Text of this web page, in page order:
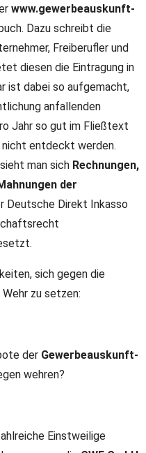
www.gewerbeauskunft-
Dazu schreibt die
Freiberufler und
diesen die Eintragung in
ist dabei so aufgemacht,
anfallenden
Jahr so gut im Fließtext
nicht entdeckt werden.
man sich Rechnungen,
der
Deutsche Direkt Inkasso
sich gegen die
Wehr zu setzen:
der Gewerbeauskunft-
wehren?
Einstweilige